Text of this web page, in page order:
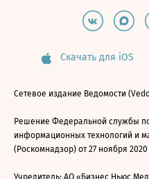
Скачать для iOS
Сетевое издание Ведомости
Решение Федеральной службы
информационных технологий и
(Роскомнадзор) от 27 ноября
Учредитель: АО «Бизнес Ньюс